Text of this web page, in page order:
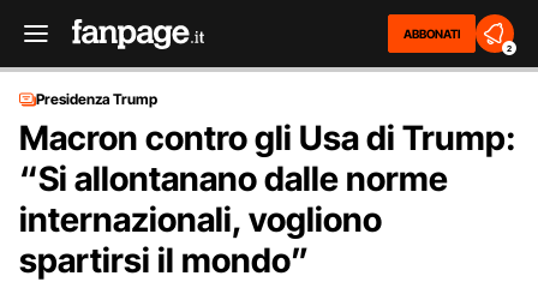
ABBONATI
2
Presidenza Trump
Macron contro gli Usa di Trump:
“Si allontanano dalle norme
internazionali, vogliono
spartirsi il mondo”